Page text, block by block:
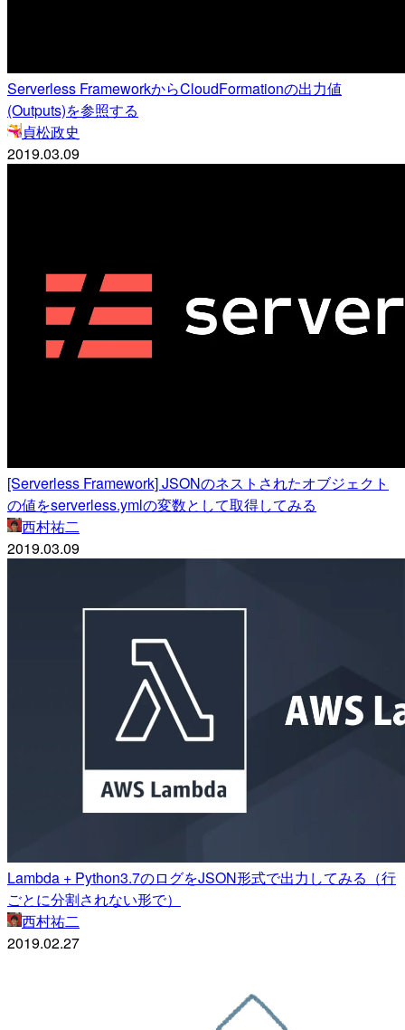
Serverless FrameworkからCloudFormationの出力値
(Outputs)を参照する
貞松政史
2019.03.09
[Serverless Framework] JSONのネストされたオブジェクト
の値をserverless.ymlの変数として取得してみる
西村祐二
2019.03.09
Lambda + Python3.7のログをJSON形式で出力してみる（行
ごとに分割されない形で）
西村祐二
2019.02.27